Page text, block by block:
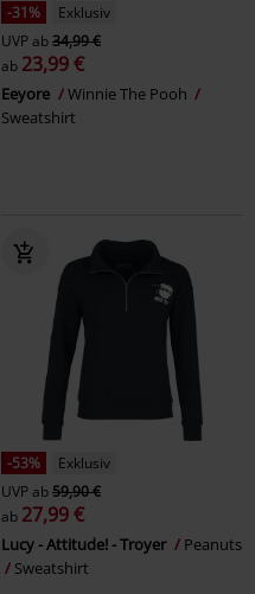
-31%
Exklusiv
UVPab34,99 €
ab 23,99 €
Eeyore
Winnie The Pooh
Sweatshirt
-53%
Exklusiv
UVPab59,90 €
ab 27,99 €
Lucy - Attitude! - Troyer
Peanuts
Sweatshirt